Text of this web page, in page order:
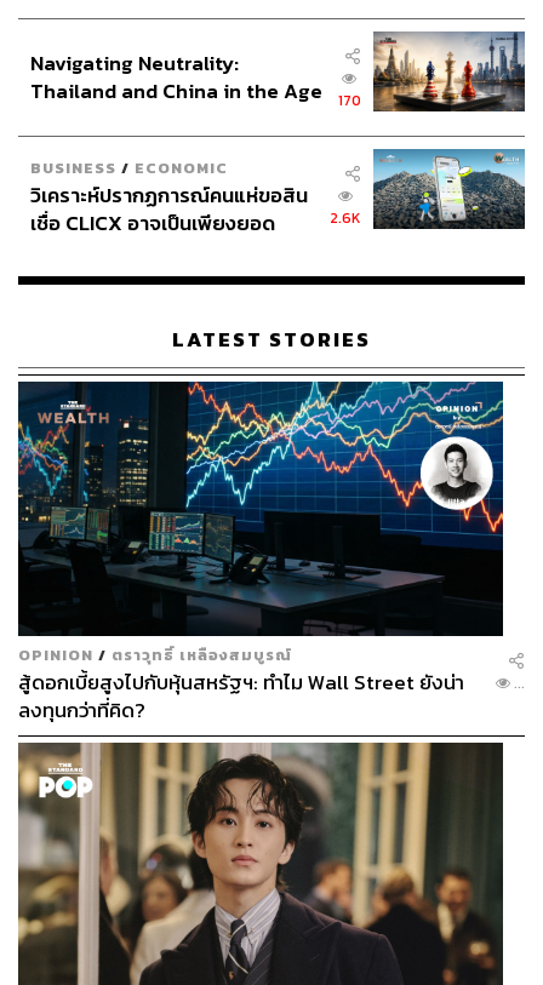
Navigating Neutrality:
Thailand and China in the Age
170
BUSINESS / ECONOMIC
วิเคราะห์ปรากฏการณ์คนแห่ขอสิน
เชื่อ CLICX อาจเป็นเพียงยอด
เรือนไทยที่ถูกซุกไว้
2.6K
LATEST STORIES
OPINION / ตราวุทธิ์ เหลืองสมบูรณ์
สู้ดอกเบี้ยสูงไปกับหุ้นสหรัฐฯ: ทำไม Wall Street ยังน่า
ลงทุนกว่าที่คิด?
...